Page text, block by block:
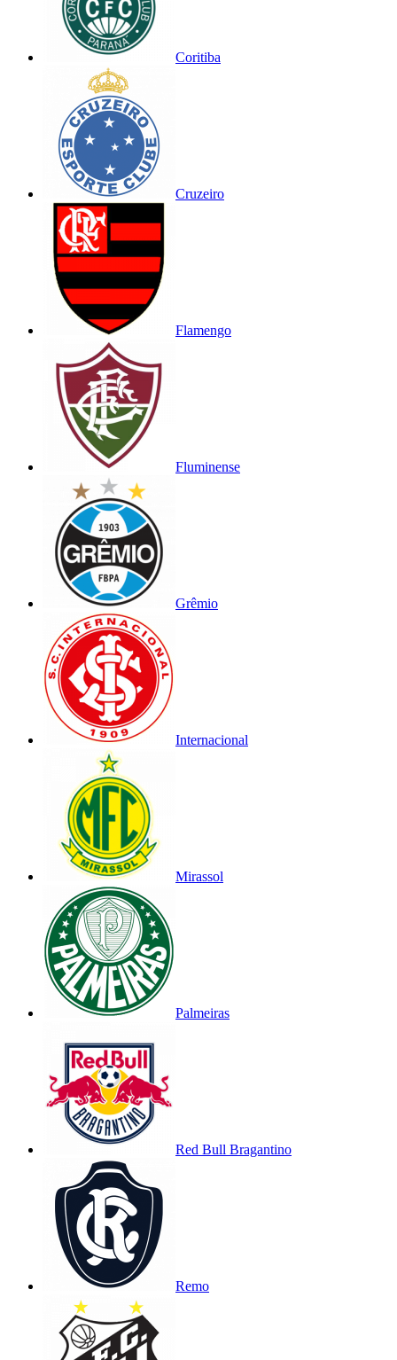
Coritiba
Cruzeiro
Flamengo
Fluminense
Grêmio
Internacional
Mirassol
Palmeiras
Red Bull Bragantino
Remo